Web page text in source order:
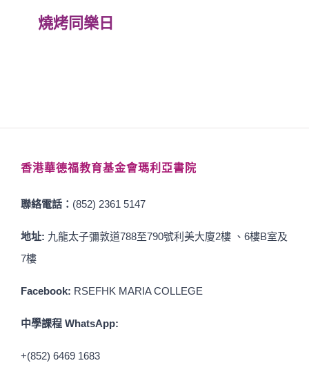
燒烤同樂日
香港華德福教育基金會瑪利亞書院
聯絡電話： (852) 2361 5147
地址: 九龍太子彌敦道788至790號利美大廈2樓 、6樓B室及
7樓
Facebook: RSEFHK MARIA COLLEGE
中學課程 WhatsApp:
+(852) 6469 1683